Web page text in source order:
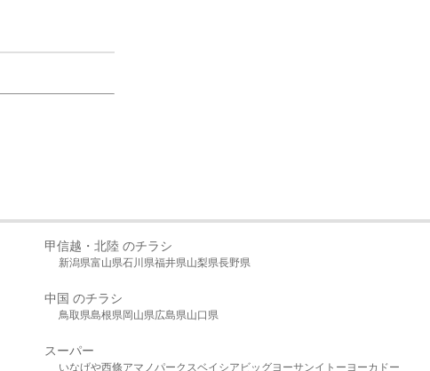
甲信越・北陸 のチラシ
新潟県富山県石川県福井県山梨県長野県
中国 のチラシ
鳥取県島根県岡山県広島県山口県
スーパー
いなげや西條アマノパークスベイシア ビッグヨーサンイトーヨーカドー